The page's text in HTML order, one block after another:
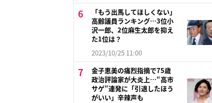
「もう出馬してほしくない」
高齢議員ランキング…3位小
沢一郎、2位麻生太郎を抑え
た1位は？
2023/10/25 11:00
金子恵美の痛烈指摘で75歳
政治評論家が大炎上…“高市
サゲ”連発に「引退したほう
がいい」辛辣声も